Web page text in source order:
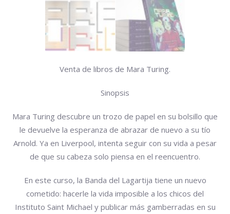
Venta de libros de Mara Turing.
Sinopsis
Mara Turing descubre un trozo de papel en su bolsillo que
le devuelve la esperanza de abrazar de nuevo a su tío
Arnold. Ya en Liverpool, intenta seguir con su vida a pesar
de que su cabeza solo piensa en el reencuentro.
En este curso, la Banda del Lagartija tiene un nuevo
cometido: hacerle la vida imposible a los chicos del
Instituto Saint Michael y publicar más gamberradas en su